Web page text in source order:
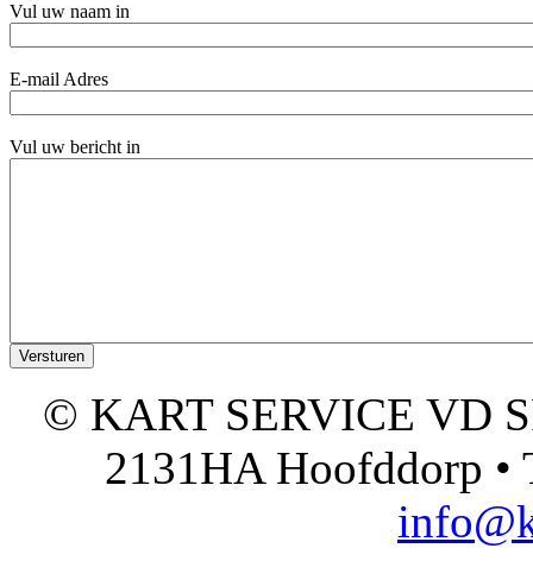
Vul uw naam in
E-mail Adres
Vul uw bericht in
© KART SERVICE VD
2131HA Hoofddorp •